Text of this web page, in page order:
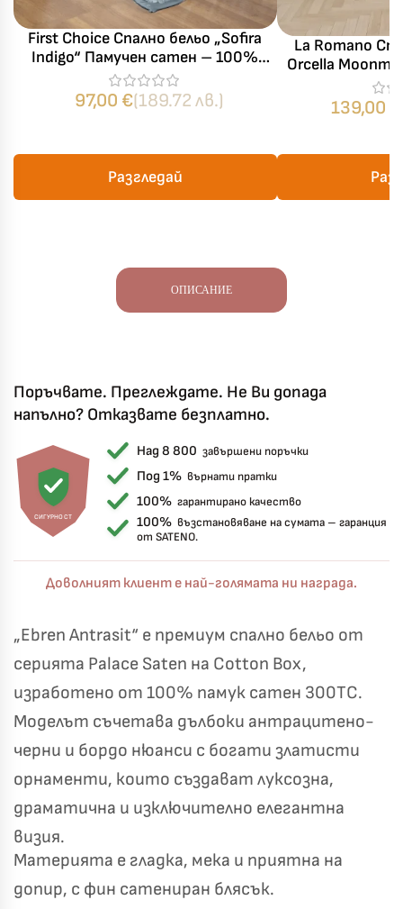
First Choice Спално бельо „Sofira
Indigo“ Памучен сатен – 100%
памук – 6 части – за спалня
97,00 €(189.72 лв.)
Разгледай
La Romano
Orcella
Делукс – 100%
части –
139,00
ОПИСАНИЕ
Поръчвате. Преглеждате. Не Ви допада
напълно? Отказвате безплатно.
СИГУРНОСТ
Над 8 800 завършени поръчки
Под 1% върнати пратки
100% гарантирано качество
100% възстановяване на сумата – гаранция
от SATENO.
Доволният клиент е най-голямата ни награда.
„Ebren Antrasit“ е премиум спално бельо от
серията Palace Saten на Cotton Box,
изработено от 100% памук сатен 300TC.
Моделът съчетава дълбоки антрацитено-
черни и бордо нюанси с богати златисти
орнаменти, които създават луксозна,
драматична и изключително елегантна
визия.
Материята е гладка, мека и приятна на
допир, с фин сатениран блясък.